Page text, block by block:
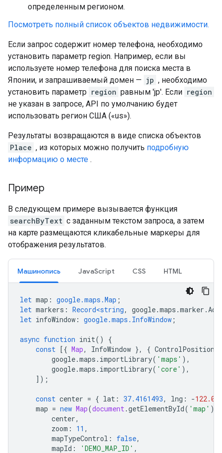
определенным регионом.
Посмотреть полный список объектов недвижимости.
Если запрос содержит номер телефона, необходимо
установить параметр region. Например, если вы
используете номер телефона для поиска места в
Японии, и запрашиваемый домен — jp , необходимо
установить параметр region равным 'jp'. Если region
не указан в запросе, API по умолчанию будет
использовать регион США («us»).
Результаты возвращаются в виде списка объектов
Place , из которых можно получить подробную
информацию о месте .
Пример
В следующем примере вызывается функция
searchByText с заданным текстом запроса, а затем
на карте размещаются кликабельные маркеры для
отображения результатов.
Машинопись JavaScript CSS HTML
let map : google.maps.Map ;
let markers : Record<string, google.maps .marker .
let infoWindow : google.maps.InfoWindow ;
async function init()
{
const [{ Map, InfoWindow }, { ControlPosition
google.maps . importLibrary( 'maps' ),
google.maps . importLibrary( 'core' ),
]);
const center = { lat : 37.4161493, lng : -
map = new Map(document.getElementById( 'map' )
center,
zoom : 11 ,
mapTypeControl : false,
mapId : 'DEMO_MAP_ID' ,